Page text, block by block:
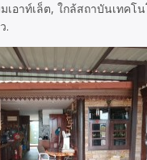
าท์เล็ต, ใกล้สถาบันเทคโ
.